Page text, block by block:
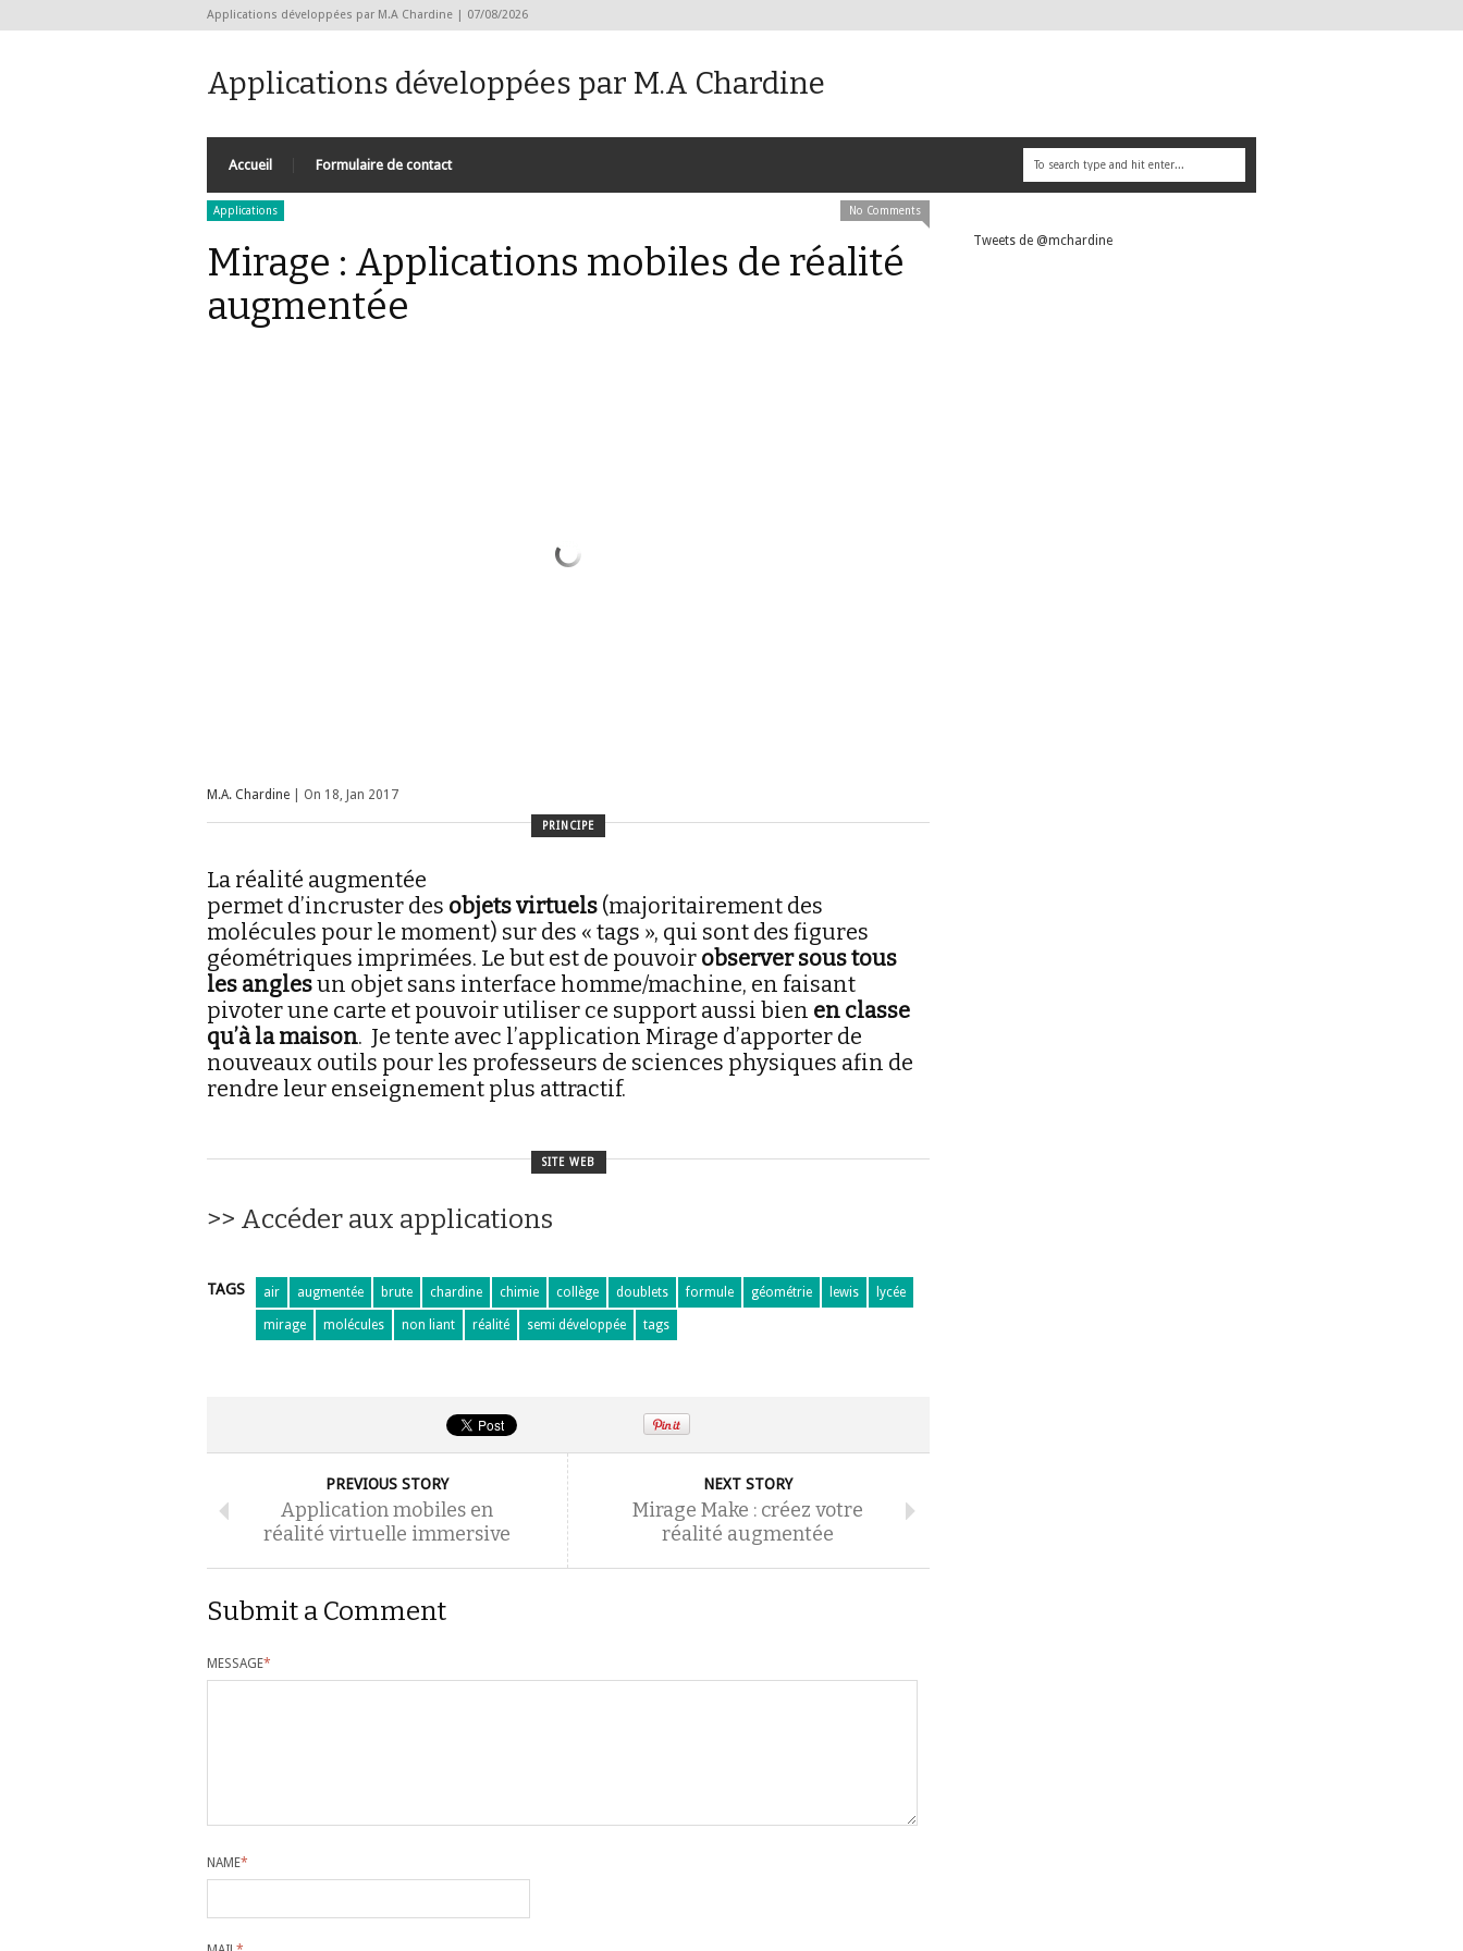
Applications développées par M.A Chardine | 07/08/2026
Applications développées par M.A Chardine
Accueil Formulaire de contact
Applications No Comments
Mirage : Applications mobiles de réalité
augmentée
M.A. Chardine | On 18, Jan 2017
PRINCIPE
La réalité augmentée
permet d’incruster des objets virtuels (majoritairement des
molécules pour le moment) sur des « tags », qui sont des figures
géométriques imprimées. Le but est de pouvoir observer sous tous
les anglesun objet sans interface homme/machine, en faisant
pivoter une carte et pouvoir utiliser ce support aussi bien en classe
qu’à la maison. Je tente avec l’application Mirage d’apporter de
nouveaux outils pour les professeurs de sciences physiques afin de
rendre leur enseignement plus attractif.
SITE WEB
>> Accéder aux applications
TAGS air augmentée brute chardine chimie collège doublets formule géométrie lewis lycée
mirage molécules non liant réalité semi développée tags
PREVIOUS STORY
Application mobiles en
réalité virtuelle immersive
NEXT STORY
Mirage Make : créez votre
réalité augmentée
Submit a Comment
MESSAGE*
NAME*
Tweets de @mchardine